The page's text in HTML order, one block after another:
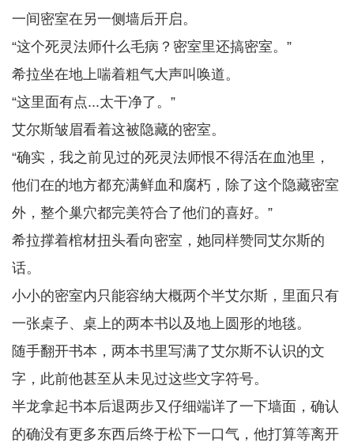
一间密室在另一侧墙后开启。
“这个死灵法师什么毛病？密室里还搞密室。”
希拉坐在地上喘着粗气大声叫唤道。
“这里面有点...太干净了。”
艾尔斯皱眉看着这被隐藏的密室。
“确实，我之前见过的死灵法师恨不得活在血池里，
他们在的地方都充满鲜血和腐朽，除了这个隐藏密室
外，整个巢穴都完美符合了他们的喜好。”
希拉撑着棺材扭头看向密室，她同样赞同艾尔斯的
话。
小小的密室内只能容纳大概两个半艾尔斯，里面只有
一张桌子、桌上的两本书以及地上圆形的地毯。
随手翻开书本，两本书里写满了艾尔斯不认识的文
字，此前他甚至从未见过这些文字符号。
半龙拿起书本后退两步又仔细端详了一下墙面，确认
的确没有更多东西后终于松下一口气，他打算等离开